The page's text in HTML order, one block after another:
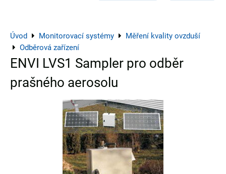
Úvod Monitorovací systémy
Měření kvality ovzduší
Odběrová zařízení
ENVI LVS1 Sampler pro odběr
prašného aerosolu